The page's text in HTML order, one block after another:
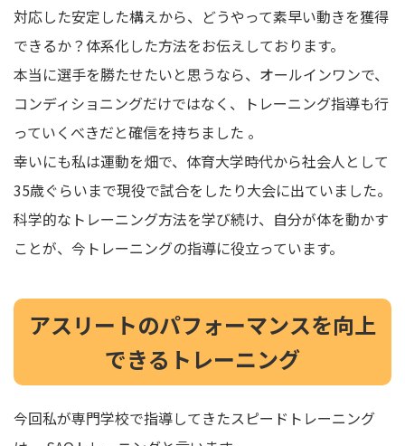
対応した安定した構えから、どうやって素早い動きを獲得
できるか？体系化した方法をお伝えしております。
本当に選手を勝たせたいと思うなら、オールインワンで、
コンディショニングだけではなく、トレーニング指導も行
っていくべきだと確信を持ちました 。
幸いにも私は運動を畑で、体育大学時代から社会人として
35歳ぐらいまで現役で試合をしたり大会に出ていました。
科学的なトレーニング方法を学び続け、自分が体を動かす
ことが、今トレーニングの指導に役立っています。
アスリートのパフォーマンスを向上
できるトレーニング
今回私が専門学校で指導してきたスピードトレーニング